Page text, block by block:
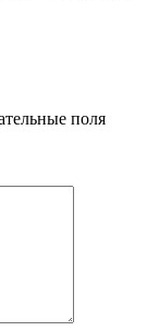
поля